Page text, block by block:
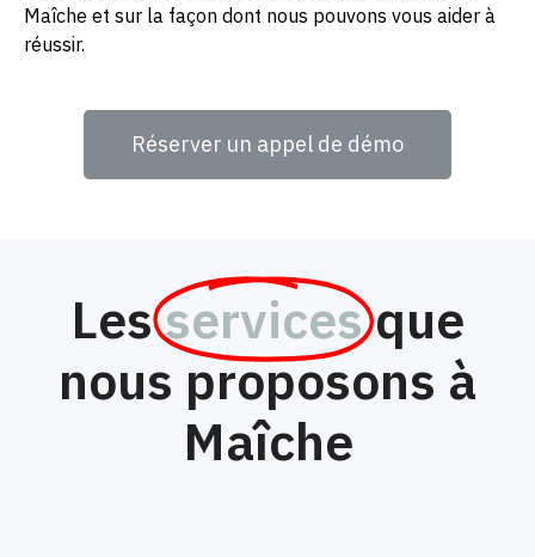
Maîche et sur la façon dont nous pouvons vous aider à
réussir.
Réserver un appel de démo
Lesservices que
nous proposons à
Maîche